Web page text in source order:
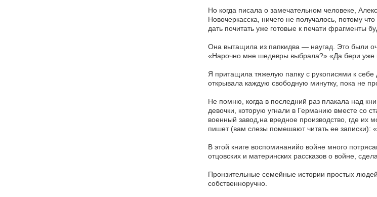
Но когда писала о замечательном человеке,
Новочеркасска, ничего не получалось, потому
дать почитать уже готовые к печати фрагменты
Она вытащила из папкидва — наугад. Это были
«Нарочно мне шедевры выбрала?» «Да бери уже
Я притащила тяжелую папку с рукописями к себе
открывала каждую свободную минутку, пока не
Не помню, когда в последний раз плакала над
девочки, которую угнали в Германию вместе со
военный завод,на вредное производство, где
пишет (вам слезы помешают читать ее записки):
В этой книге воспоминанийо войне много
отцовских и материнских рассказов о войне,
Пронзительные семейные истории простых
собственноручно.